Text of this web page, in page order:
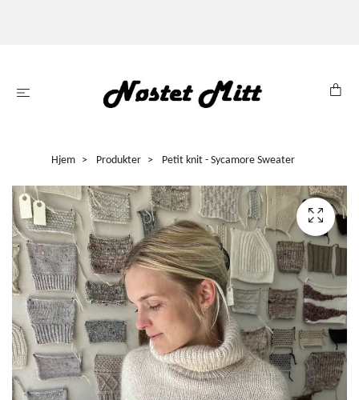
Hjem Produkter Petit knit - Sycamore Sweater